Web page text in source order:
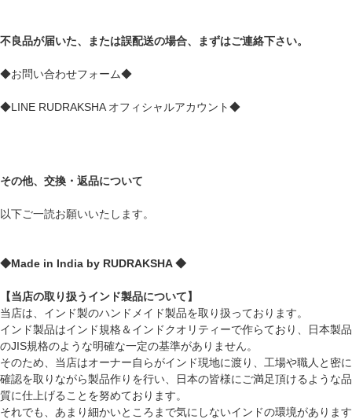
不良品が届いた、または誤配送の場合、まずはご連絡下さい。
◆お問い合わせフォーム◆
◆LINE RUDRAKSHA オフィシャルアカウント◆
その他、交換・返品について
以下ご一読お願いいたします。
◆Made in India by RUDRAKSHA ◆
【当店の取り扱うインド製品について】
当店は、インド製のハンドメイド製品を取り扱っております。
インド製品はインド規格＆インドクオリティーで作らており、日本製品
のJIS規格のような明確な一定の基準がありません。
そのため、当店はオーナー自らがインド現地に渡り、工場や職人と密に
確認を取りながら製品作りを行い、日本の皆様にご満足頂けるような品
質に仕上げることを努めております。
それでも、あまり細かいところまで気にしないインドの環境があります